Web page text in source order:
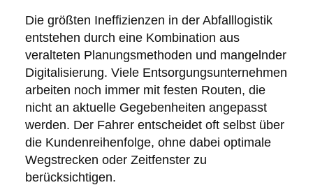
Die größten Ineffizienzen in der Abfalllogistik
entstehen durch eine Kombination aus
veralteten Planungsmethoden und mangelnder
Digitalisierung. Viele Entsorgungsunternehmen
arbeiten noch immer mit festen Routen, die
nicht an aktuelle Gegebenheiten angepasst
werden. Der Fahrer entscheidet oft selbst über
die Kundenreihenfolge, ohne dabei optimale
Wegstrecken oder Zeitfenster zu
berücksichtigen.